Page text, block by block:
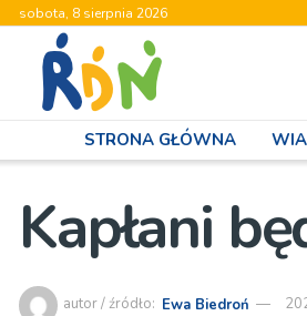
sobota, 8 sierpnia 2026
STRONA GŁÓWNA
Kapłani
autor / źródło: Ewa Biedroń